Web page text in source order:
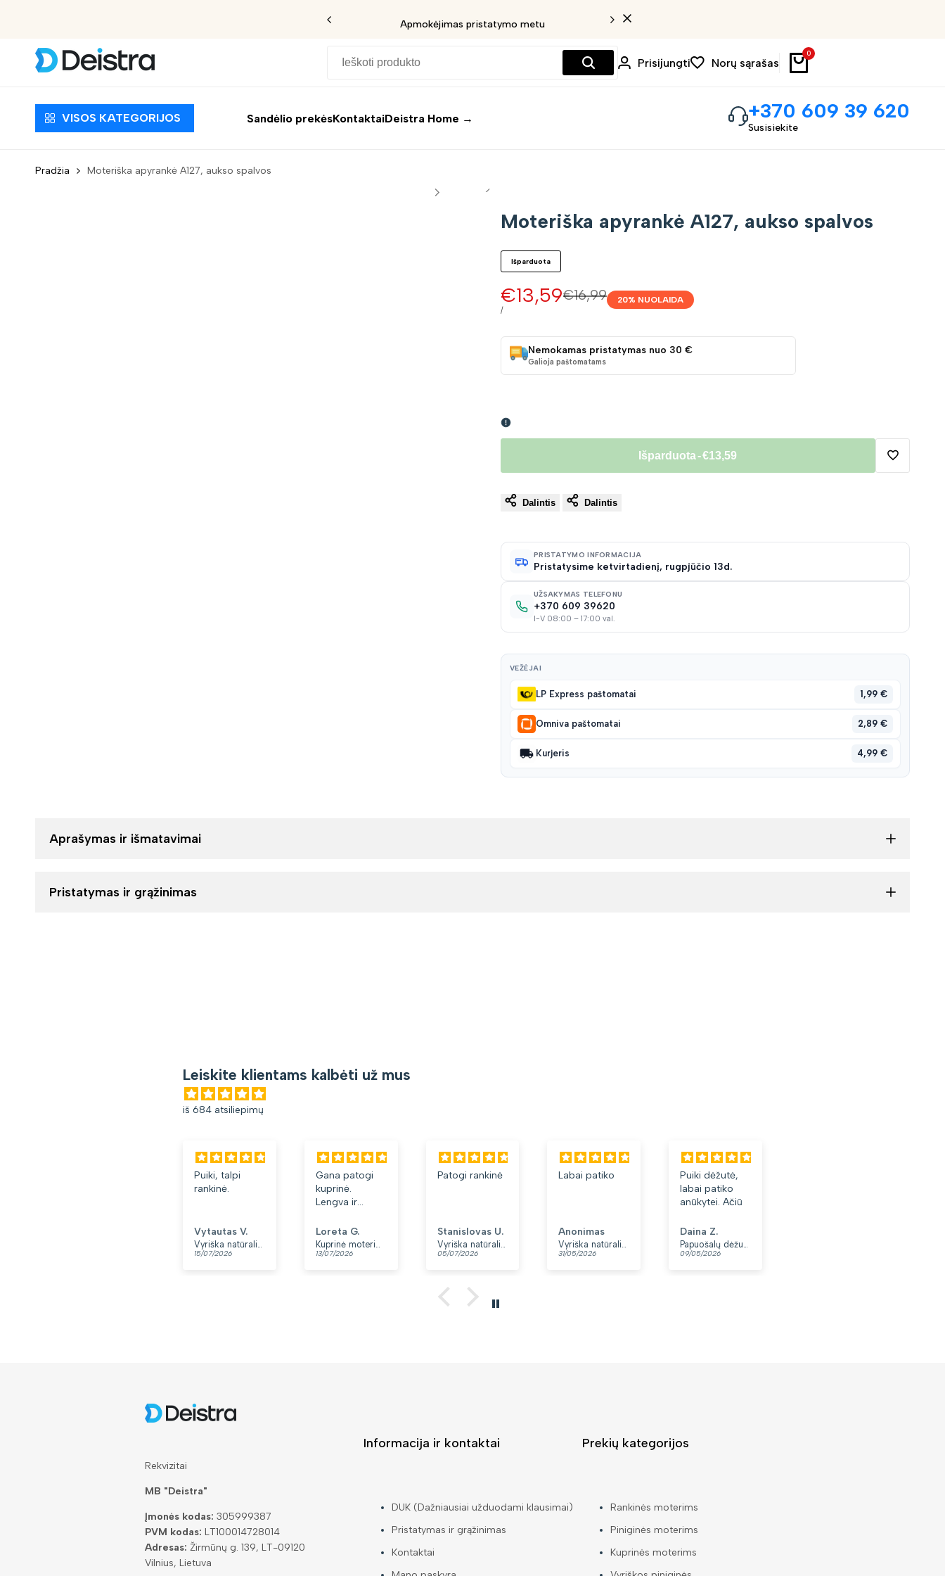
Apmokėjimas pristatymo metu
Prisijungti Norų sąrašas
0
VISOS KATEGORIJOS Sandėlio prekėsKontaktaiDeistra Home → +370 609 39 620
Susisiekite
Pradžia Moteriška apyrankė A127, aukso spalvos
Moteriška apyrankė A127, aukso spalvos
Išparduota
Įprasta
€16,99
Pardavimo
kaina
€13,59
VIENETO
/
20% NUOLAIDA
Nemokamas pristatymas nuo 30 €
Galioja paštomatams
Išparduota-€13,59
Pridėti
norų
sąrašą
Dalintis Dalintis
PRISTATYMO INFORMACIJA
Pristatysime ketvirtadienį, rugpjūčio 13d.
UŽSAKYMAS TELEFONU
+370 609 39620
I-V 08:00 – 17:00 val.
VEŽĖJAI
LP Express paštomatai 1,99 €
Omniva paštomatai 2,89 €
Kurjeris 4,99 €
Aprašymas ir išmatavimai
Pristatymas ir grąžinimas
Leiskite klientams kalbėti už mus
iš 684 atsiliepimų
Puiki, talpi
rankinė.
Vytautas V.
15/07/2026
Gana patogi
kuprinė.
Lengva ir
Patinka, kad
yra du skyriai.
👍
Loreta G.
13/07/2026
Patogi rankinė
Stanislovas U.
05/07/2026
Labai patiko
Anonimas
31/05/2026
Puiki dėžutė,
labai patiko
anūkytei. Ačiū
Daina Z.
09/05/2026
Rekvizitai
MB "Deistra"
Įmonės kodas: 305999387
PVM kodas: LT100014728014
Adresas: Žirmūnų g. 139, LT-09120
Vilnius, Lietuva
Informacija ir kontaktai
DUK (Dažniausiai užduodami klausimai)
Pristatymas ir grąžinimas
Kontaktai
Prekių kategorijos
Rankinės moterims
Piniginės moterims
Kuprinės moterims